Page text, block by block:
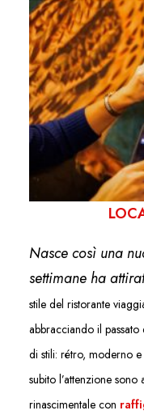
Nasce così una
settimane ha
stile del ristorante
abbracciando il
di stili: rétro, moderno
subito l’attenzione
rinascimentale con